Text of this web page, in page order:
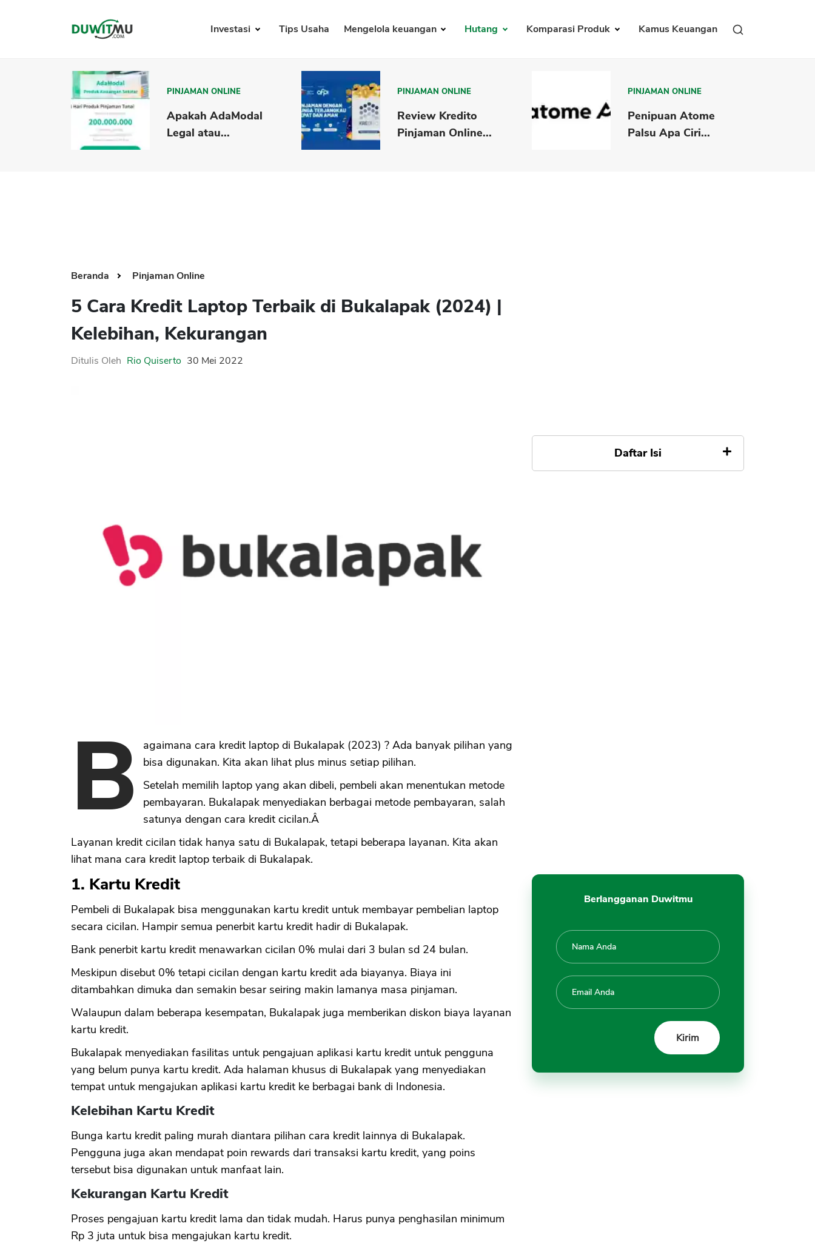
Investasi Tips Usaha Mengelola keuangan Hutang Komparasi Produk Kamus Keuangan
PINJAMAN ONLINE
Apakah AdaModal
Legal atau...
PINJAMAN ONLINE
Review Kredito
Pinjaman Online...
PINJAMAN ONLINE
Penipuan Atome
Palsu Apa Ciri...
Beranda Pinjaman Online
5 Cara Kredit Laptop Terbaik di Bukalapak (2024) |
Kelebihan, Kekurangan
Ditulis Oleh Rio Quiserto 30 Mei 2022
B
agaimana cara kredit laptop di Bukalapak (2023) ? Ada banyak pilihan yang
bisa digunakan. Kita akan lihat plus minus setiap pilihan.
Setelah memilih laptop yang akan dibeli, pembeli akan menentukan metode
pembayaran. Bukalapak menyediakan berbagai metode pembayaran, salah
satunya dengan cara kredit cicilan.Â
Layanan kredit cicilan tidak hanya satu di Bukalapak, tetapi beberapa layanan. Kita akan
lihat mana cara kredit laptop terbaik di Bukalapak.
1. Kartu Kredit
Pembeli di Bukalapak bisa menggunakan kartu kredit untuk membayar pembelian laptop
secara cicilan. Hampir semua penerbit kartu kredit hadir di Bukalapak.
Bank penerbit kartu kredit menawarkan cicilan 0% mulai dari 3 bulan sd 24 bulan.
Meskipun disebut 0% tetapi cicilan dengan kartu kredit ada biayanya. Biaya ini
ditambahkan dimuka dan semakin besar seiring makin lamanya masa pinjaman.
Walaupun dalam beberapa kesempatan, Bukalapak juga memberikan diskon biaya layanan
kartu kredit.
Bukalapak menyediakan fasilitas untuk pengajuan aplikasi kartu kredit untuk pengguna
yang belum punya kartu kredit. Ada halaman khusus di Bukalapak yang menyediakan
tempat untuk mengajukan aplikasi kartu kredit ke berbagai bank di Indonesia.
Kelebihan Kartu Kredit
Bunga kartu kredit paling murah diantara pilihan cara kredit lainnya di Bukalapak.
Pengguna juga akan mendapat poin rewards dari transaksi kartu kredit, yang poins
tersebut bisa digunakan untuk manfaat lain.
Kekurangan Kartu Kredit
Proses pengajuan kartu kredit lama dan tidak mudah. Harus punya penghasilan minimum
Rp 3 juta untuk bisa mengajukan kartu kredit.
Daftar Isi
Indodana
Berlangganan Duwitmu